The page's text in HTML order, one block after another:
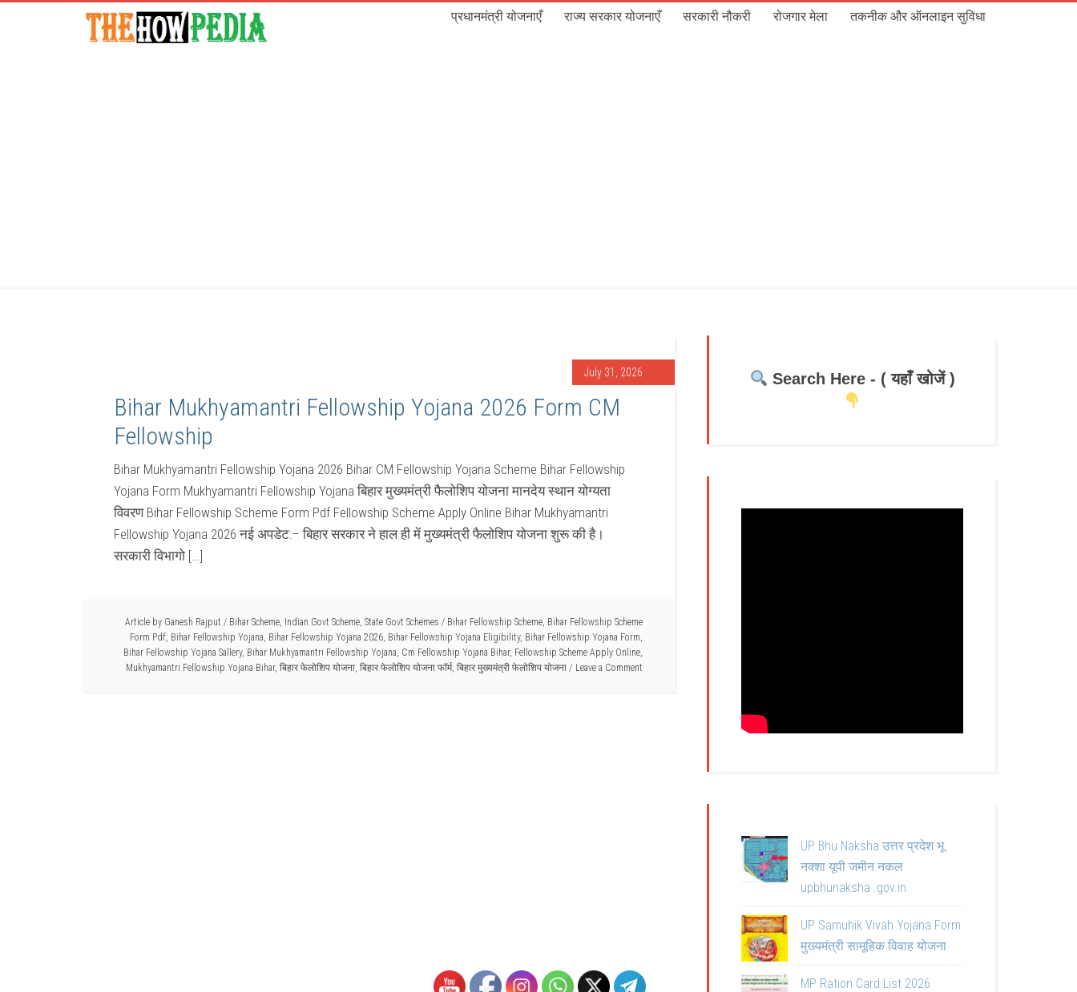
प्रधानमंत्री योजनाएँ राज्य सरकार योजनाएँ सरकारी नौकरी रोजगार मेला तकनीक और ऑनलाइन सुविधा
July 31, 2026
Bihar Mukhyamantri Fellowship Yojana 2026 Form CM
Fellowship
Bihar Mukhyamantri Fellowship Yojana 2026 Bihar CM Fellowship Yojana Scheme Bihar Fellowship
Yojana Form Mukhyamantri Fellowship Yojana बिहार मुख्यमंत्री फैलोशिप योजना मानदेय स्थान योग्यता
विवरण Bihar Fellowship Scheme Form Pdf Fellowship Scheme Apply Online Bihar Mukhyamantri
Fellowship Yojana 2026 नई अपडेट:– बिहार सरकार ने हाल ही में मुख्यमंत्री फैलोशिप योजना शुरू की है।
सरकारी विभागो […]
Article by Ganesh Rajput / Bihar Scheme, Indian Govt Scheme, State Govt Schemes / Bihar Fellowship Scheme, Bihar Fellowship Scheme
Form Pdf, Bihar Fellowship Yojana, Bihar Fellowship Yojana 2026, Bihar Fellowship Yojana Eligibility, Bihar Fellowship Yojana Form,
Bihar Fellowship Yojana Sallery, Bihar Mukhyamantri Fellowship Yojana, Cm Fellowship Yojana Bihar, Fellowship Scheme Apply Online,
Mukhyamantri Fellowship Yojana Bihar, बिहार फेलोशिप योजना, बिहार फेलोशिप योजना फॉर्म, बिहार मुख्यमंत्री फेलोशिप योजना Leave a Comment
Search Here - ( यहाँ खोजें )
UP Bhu Naksha उत्तर प्रदेश भू
नक्शा यूपी जमीन नकल
upbhunaksha .gov.in
UP Samuhik Vivah Yojana Form
मुख्यमंत्री सामूहिक विवाह योजना
MP Ration Card List 2026